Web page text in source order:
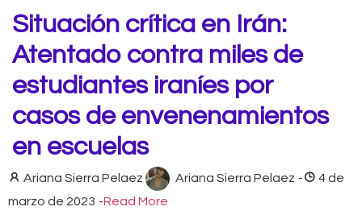
Situación crítica en Irán:
Atentado contra miles de
estudiantes iraníes por
casos de envenenamientos
en escuelas
Ariana Sierra Pelaez Ariana Sierra Pelaez -
4 de
marzo de 2023 -Read More